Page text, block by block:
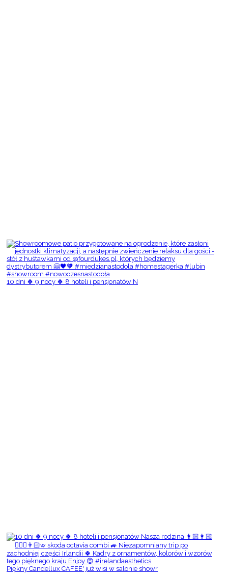
10 dni 🍀 9 nocy 🍀 8 hoteli i pensjonatów N
Piękny Candellux CAFEE' już wisi w salonie showr